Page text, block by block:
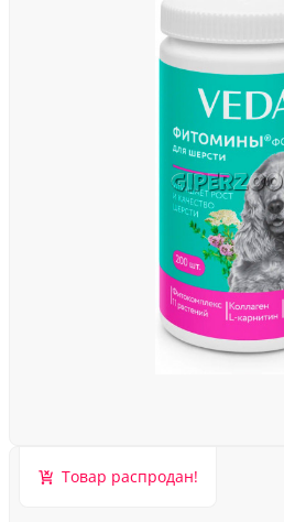
Товар распродан!